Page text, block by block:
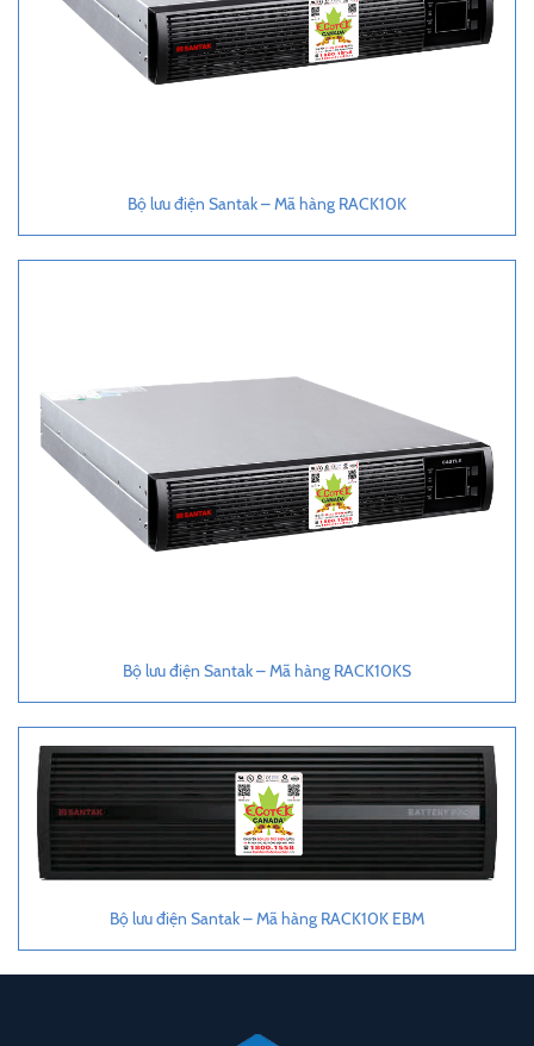
Bộ lưu điện Santak – Mã hàng RACK10K
Bộ lưu điện Santak – Mã hàng RACK10KS
Bộ lưu điện Santak – Mã hàng RACK10K EBM